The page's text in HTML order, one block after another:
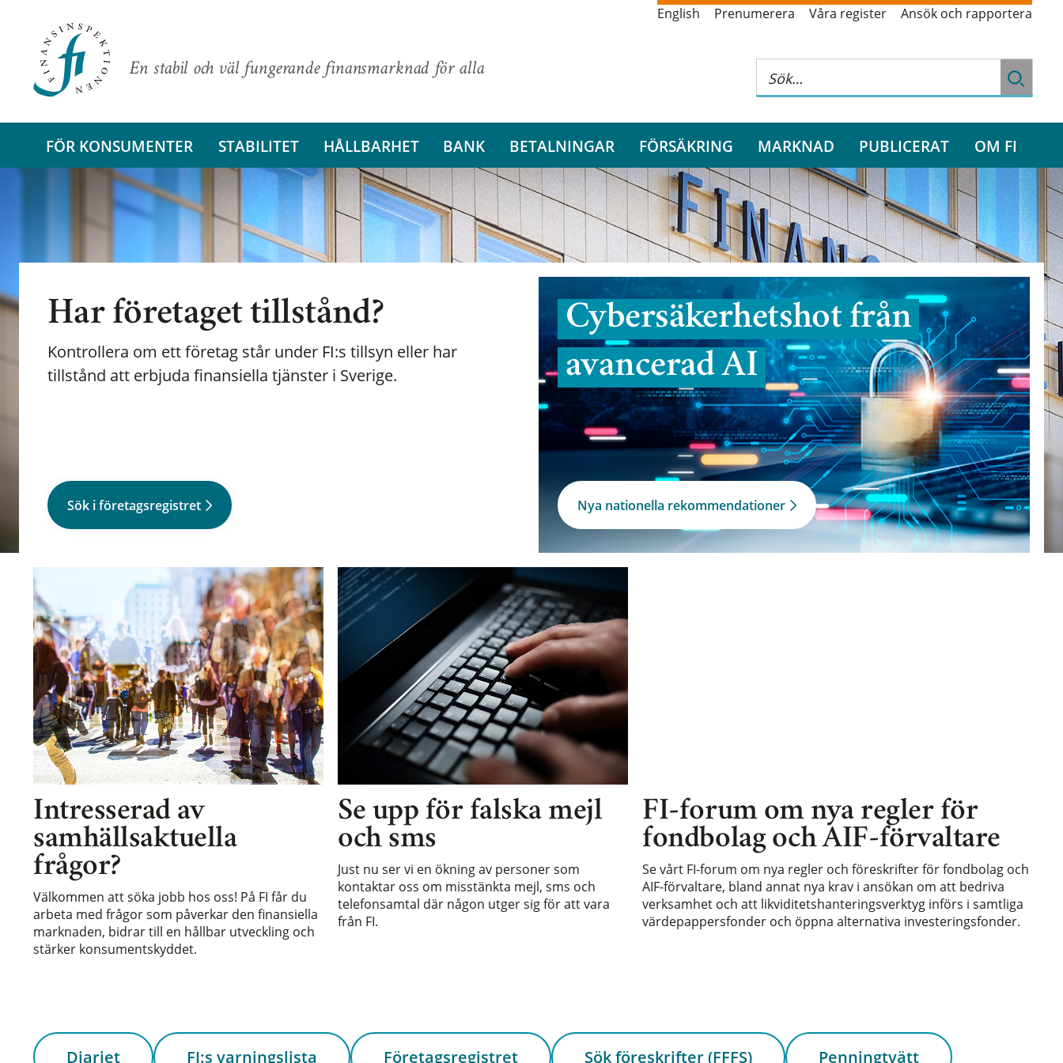
En stabil och väl fungerande finansmarknad för alla
English Prenumerera Våra register Ansök och rapportera
FÖR KONSUMENTER STABILITET HÅLLBARHET BANK BETALNINGAR FÖRSÄKRING MARKNAD PUBLICERAT OM FI
Har företaget tillstånd?
Kontrollera om ett företag står under FI:s tillsyn eller har
tillstånd att erbjuda finansiella tjänster i Sverige.
Sök i företagsregistret
Cybersäkerhetshot från
avancerad AI
Nya nationella rekommendationer
Intresserad av
samhällsaktuella
frågor?
Välkommen att söka jobb hos oss! På FI får du
arbeta med frågor som påverkar den finansiella
marknaden, bidrar till en hållbar utveckling och
stärker konsumentskyddet.
Se upp för falska mejl
och sms
Just nu ser vi en ökning av personer som
kontaktar oss om misstänkta mejl, sms och
telefonsamtal där någon utger sig för att vara
från FI.
FI-forum om nya regler för
fondbolag och AIF-förvaltare
Se vårt FI-forum om nya regler och föreskrifter för fondbolag och
AIF-förvaltare, bland annat nya krav i ansökan om att bedriva
verksamhet och att likviditetshanteringsverktyg införs i samtliga
värdepappersfonder och öppna alternativa investeringsfonder.
Diariet FI:s varningslista Företagsregistret Sök föreskrifter (FFFS) Penningtvätt